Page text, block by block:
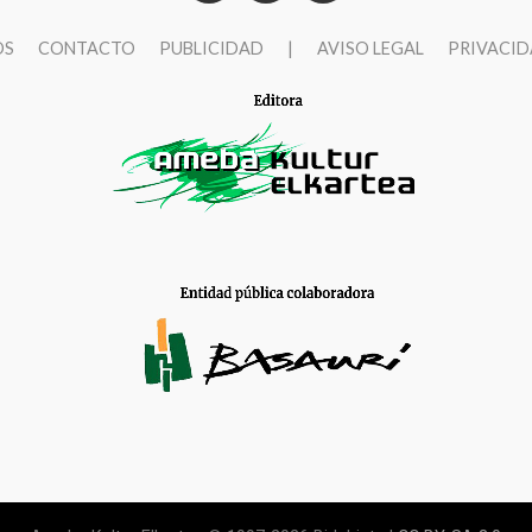
CONTACTO PUBLICIDAD | AVISO LEGAL